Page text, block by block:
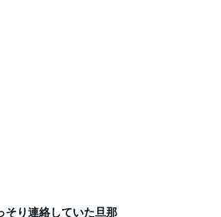
そり連絡していた旦那